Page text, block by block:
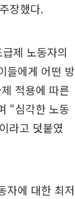
장했다.
제 노동자의
들에게 어떤 방
적용에 따른
“심각한 노동
라고 덧붙였
자에 대한 최저